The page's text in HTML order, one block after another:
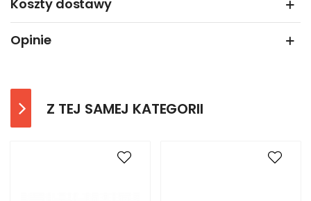
Koszty dostawy
Opinie
Z TEJ SAMEJ KATEGORII